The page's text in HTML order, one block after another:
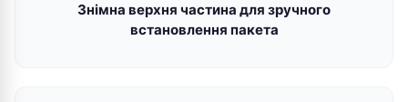
Знімна верхня частина для зручного
встановлення пакета